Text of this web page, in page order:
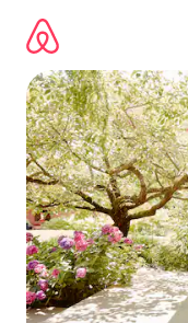
directement
contenu